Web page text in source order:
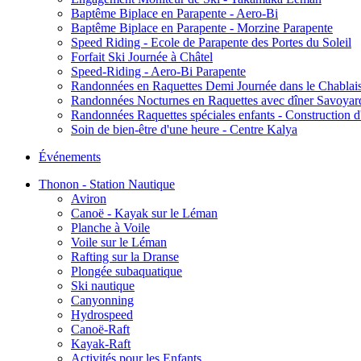
Baptême Biplace en Parapente - Aero-Bi
Baptême Biplace en Parapente - Morzine Parapente
Speed Riding - Ecole de Parapente des Portes du Soleil
Forfait Ski Journée à Châtel
Speed-Riding - Aero-Bi Parapente
Randonnées en Raquettes Demi Journée dans le
Randonnées Nocturnes en Raquettes avec dîner
Randonnées Raquettes spéciales enfants - Construction
Soin de bien-être d'une heure - Centre Kalya
Événements
Thonon - Station Nautique
Aviron
Canoë - Kayak sur le Léman
Planche à Voile
Voile sur le Léman
Rafting sur la Dranse
Plongée subaquatique
Ski nautique
Canyonning
Hydrospeed
Canoë-Raft
Kayak-Raft
Activités pour les Enfants